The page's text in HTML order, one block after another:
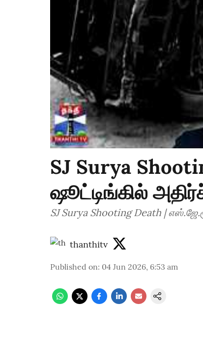
SJ Surya
ஷூட்டிங்கில்
SJ Surya Shooting Death |
thanthitv
Published on: 04 Jun 2026, 6:53 am